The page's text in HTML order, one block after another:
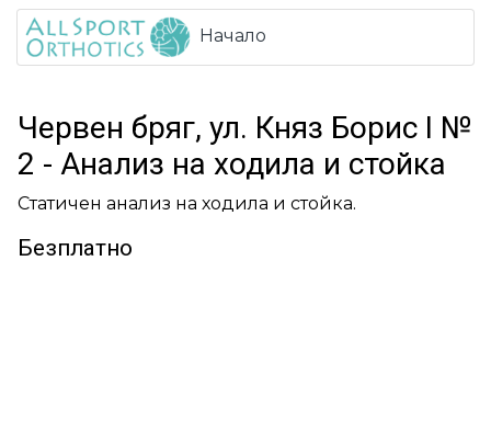
Начало
Червен бряг, ул. Княз Борис I №
2 - Анализ на ходила и стойка
Статичен анализ на ходила и стойка.
Безплатно